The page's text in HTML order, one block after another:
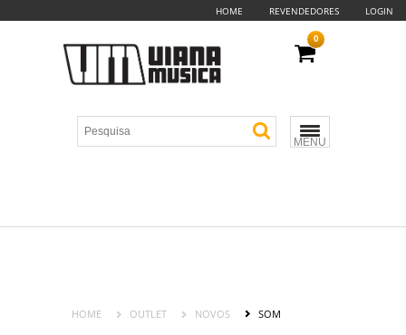
HOME REVENDEDORES LOGIN
MENU
0
HOME OUTLET NOVOS SOM